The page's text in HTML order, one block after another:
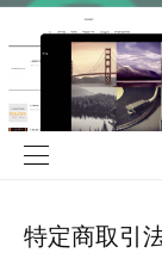
特定商取引